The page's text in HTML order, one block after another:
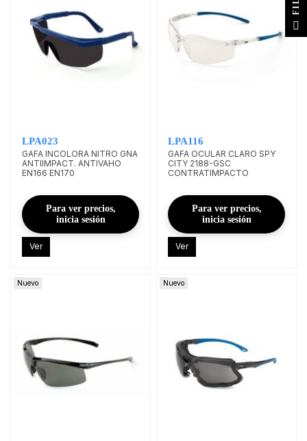
LPA023
GAFA INCOLORA NITRO GNA
ANTIIMPACT. ANTIVAHO
EN166 EN170
Para ver precios,
inicia sesión
Ver
LPA116
GAFA OCULAR CLARO SPY
CITY 2188-GSC
CONTRATIMPACTO
Para ver precios,
inicia sesión
Ver
Nuevo Nuevo